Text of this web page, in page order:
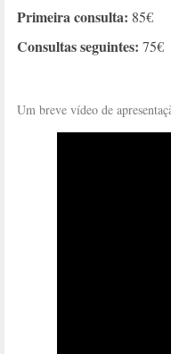
Primeira consulta: 85€
Consultas seguintes: 75€
Um breve vídeo de